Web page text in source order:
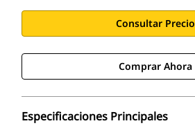
Consultar Precio
Comprar Ahora
Especificaciones Principales